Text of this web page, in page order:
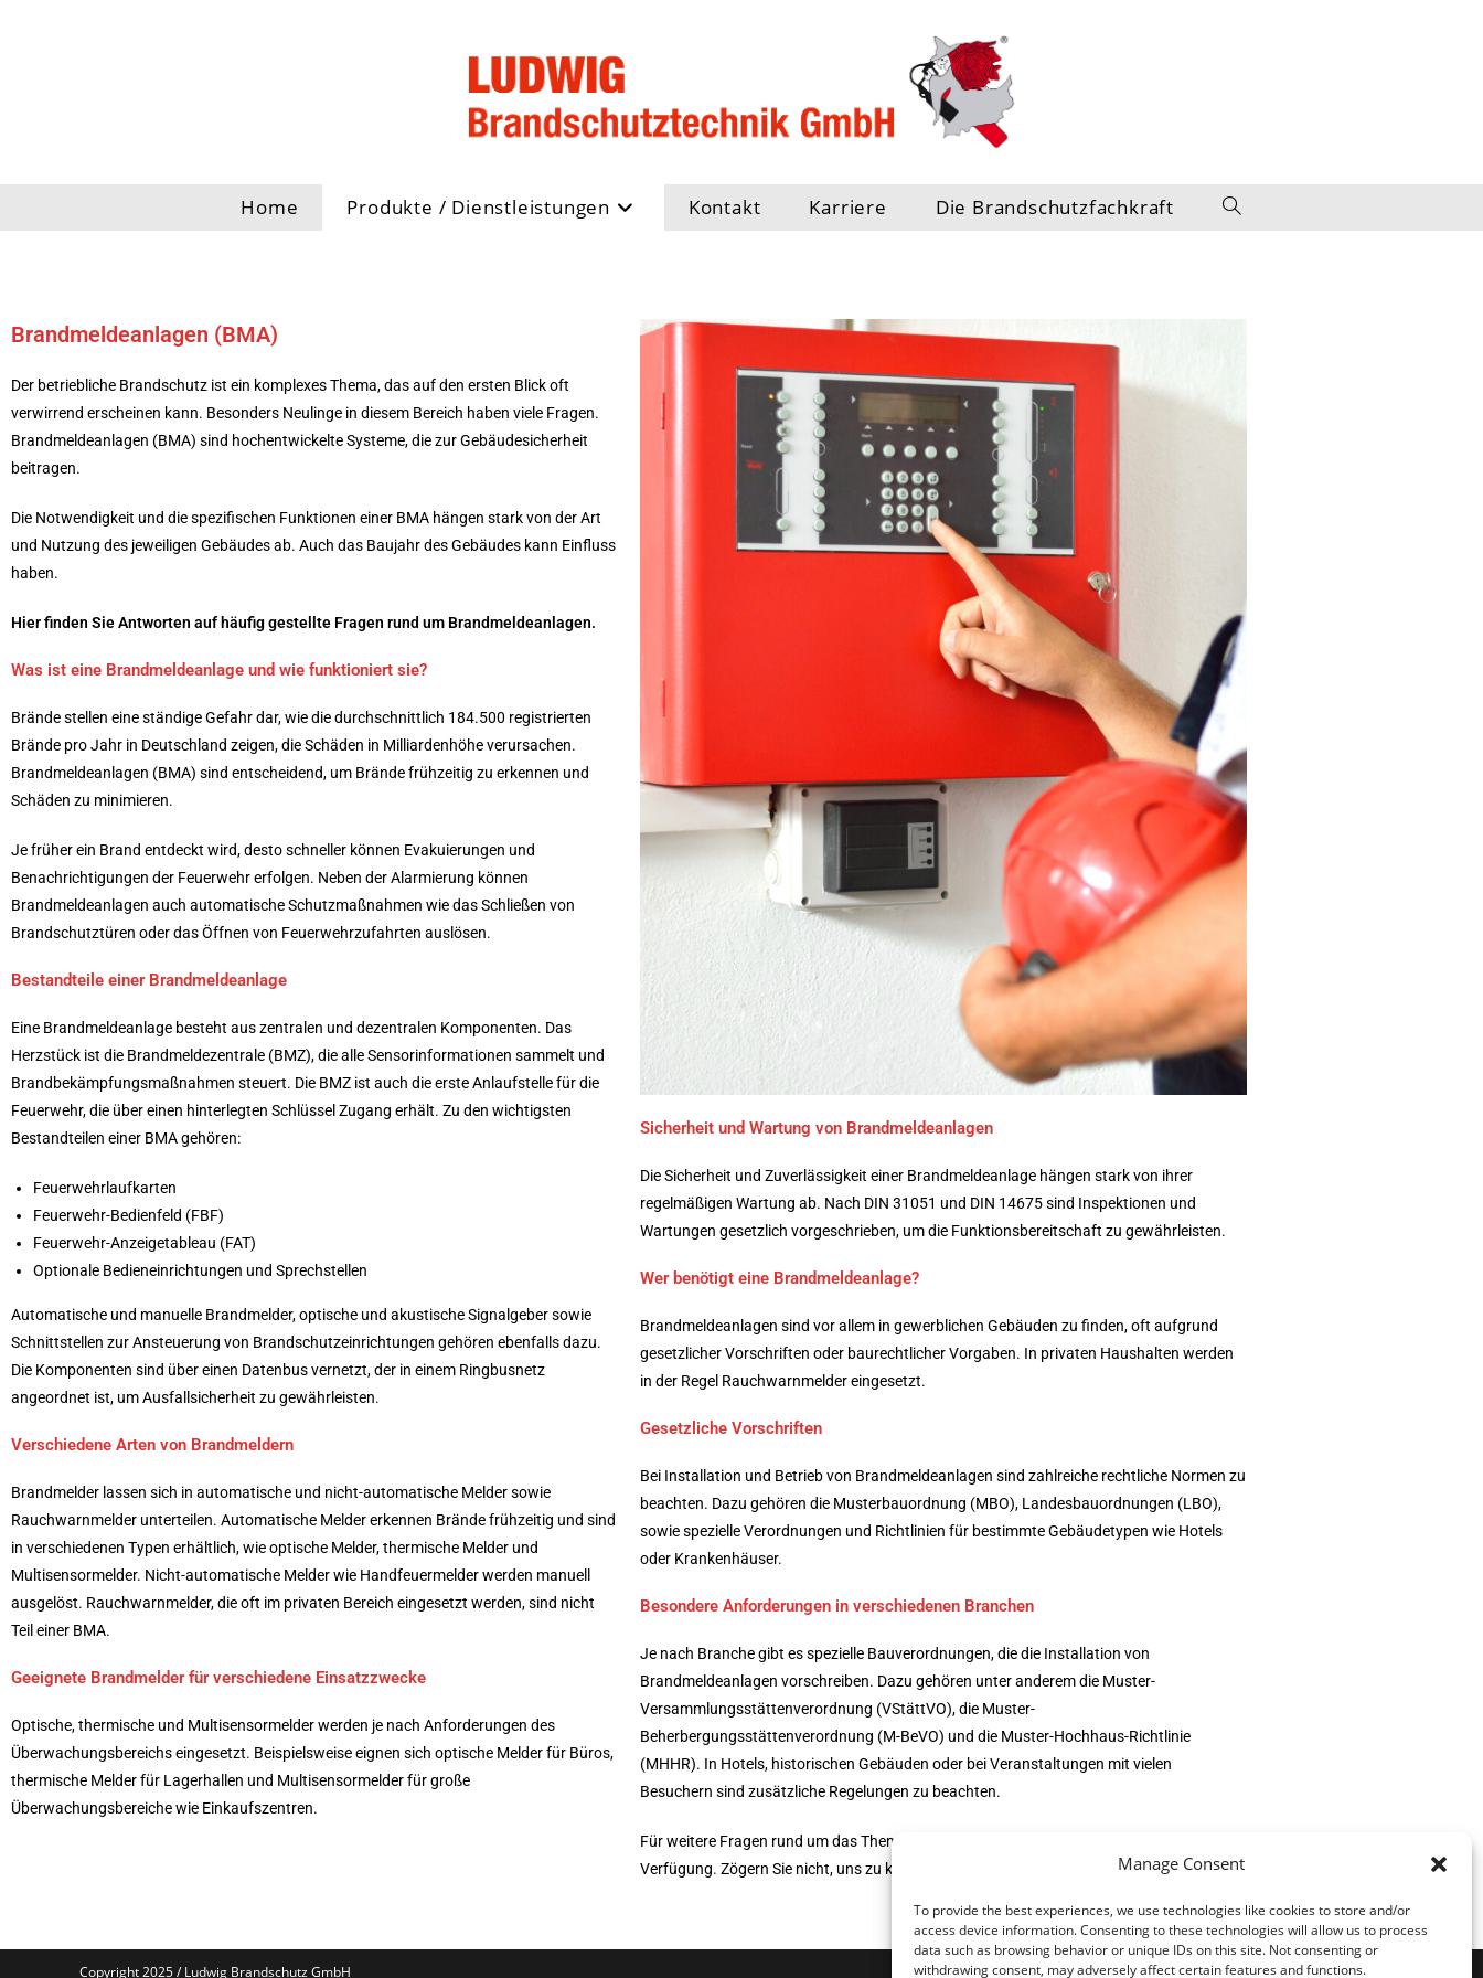
Manage Consent
To provide the best experiences, we use technologies like cookies to store and/or
access device information. Consenting to these technologies will allow us to process
data such as browsing behavior or unique IDs on this site. Not consenting or
withdrawing consent, may adversely affect certain features and functions.
Home Produkte / Dienstleistungen Kontakt Karriere Die Brandschutzfachkraft
Brandmeldeanlagen (BMA)
Der betriebliche Brandschutz ist ein komplexes Thema, das auf den ersten Blick oft
verwirrend erscheinen kann. Besonders Neulinge in diesem Bereich haben viele Fragen.
Brandmeldeanlagen (BMA) sind hochentwickelte Systeme, die zur Gebäudesicherheit
beitragen.
Die Notwendigkeit und die spezifischen Funktionen einer BMA hängen stark von der Art
und Nutzung des jeweiligen Gebäudes ab. Auch das Baujahr des Gebäudes kann Einfluss
haben.
Hier finden Sie Antworten auf häufig gestellte Fragen rund um Brandmeldeanlagen.
Was ist eine Brandmeldeanlage und wie funktioniert sie?
Brände stellen eine ständige Gefahr dar, wie die durchschnittlich 184.500 registrierten
Brände pro Jahr in Deutschland zeigen, die Schäden in Milliardenhöhe verursachen.
Brandmeldeanlagen (BMA) sind entscheidend, um Brände frühzeitig zu erkennen und
Schäden zu minimieren.
Je früher ein Brand entdeckt wird, desto schneller können Evakuierungen und
Benachrichtigungen der Feuerwehr erfolgen. Neben der Alarmierung können
Brandmeldeanlagen auch automatische Schutzmaßnahmen wie das Schließen von
Brandschutztüren oder das Öffnen von Feuerwehrzufahrten auslösen.
Bestandteile einer Brandmeldeanlage
Eine Brandmeldeanlage besteht aus zentralen und dezentralen Komponenten. Das
Herzstück ist die Brandmeldezentrale (BMZ), die alle Sensorinformationen sammelt und
Brandbekämpfungsmaßnahmen steuert. Die BMZ ist auch die erste Anlaufstelle für die
Feuerwehr, die über einen hinterlegten Schlüssel Zugang erhält. Zu den wichtigsten
Bestandteilen einer BMA gehören:
Feuerwehrlaufkarten
Feuerwehr-Bedienfeld (FBF)
Feuerwehr-Anzeigetableau (FAT)
Optionale Bedieneinrichtungen und Sprechstellen
Automatische und manuelle Brandmelder, optische und akustische Signalgeber sowie
Schnittstellen zur Ansteuerung von Brandschutzeinrichtungen gehören ebenfalls dazu.
Die Komponenten sind über einen Datenbus vernetzt, der in einem Ringbusnetz
angeordnet ist, um Ausfallsicherheit zu gewährleisten.
Verschiedene Arten von Brandmeldern
Brandmelder lassen sich in automatische und nicht-automatische Melder sowie
Rauchwarnmelder unterteilen. Automatische Melder erkennen Brände frühzeitig und sind
in verschiedenen Typen erhältlich, wie optische Melder, thermische Melder und
Multisensormelder. Nicht-automatische Melder wie Handfeuermelder werden manuell
ausgelöst. Rauchwarnmelder, die oft im privaten Bereich eingesetzt werden, sind nicht
Teil einer BMA.
Geeignete Brandmelder für verschiedene Einsatzzwecke
Optische, thermische und Multisensormelder werden je nach Anforderungen des
Überwachungsbereichs eingesetzt. Beispielsweise eignen sich optische Melder für Büros,
thermische Melder für Lagerhallen und Multisensormelder für große
Überwachungsbereiche wie Einkaufszentren.
Sicherheit und Wartung von Brandmeldeanlagen
Die Sicherheit und Zuverlässigkeit einer Brandmeldeanlage hängen stark von ihrer
regelmäßigen Wartung ab. Nach DIN 31051 und DIN 14675 sind Inspektionen und
Wartungen gesetzlich vorgeschrieben, um die Funktionsbereitschaft zu gewährleisten.
Wer benötigt eine Brandmeldeanlage?
Brandmeldeanlagen sind vor allem in gewerblichen Gebäuden zu finden, oft aufgrund
gesetzlicher Vorschriften oder baurechtlicher Vorgaben. In privaten Haushalten werden
in der Regel Rauchwarnmelder eingesetzt.
Gesetzliche Vorschriften
Bei Installation und Betrieb von Brandmeldeanlagen sind zahlreiche rechtliche Normen zu
beachten. Dazu gehören die Musterbauordnung (MBO), Landesbauordnungen (LBO),
sowie spezielle Verordnungen und Richtlinien für bestimmte Gebäudetypen wie Hotels
oder Krankenhäuser.
Besondere Anforderungen in verschiedenen Branchen
Je nach Branche gibt es spezielle Bauverordnungen, die die Installation von
Brandmeldeanlagen vorschreiben. Dazu gehören unter anderem die Muster-
Versammlungsstättenverordnung (VStättVO), die Muster-
Beherbergungsstättenverordnung (M-BeVO) und die Muster-Hochhaus-Richtlinie
(MHHR). In Hotels, historischen Gebäuden oder bei Veranstaltungen mit vielen
Besuchern sind zusätzliche Regelungen zu beachten.
Für weitere Fragen rund um das Thema Brandmeldeanlagen stehen wir Ihnen gerne zur
Verfügung. Zögern Sie nicht, uns zu kontaktieren!
Datenschutz AGB Impressum Cookie-Richtlinie (EU)
Copyright 2025 / Ludwig Brandschutz GmbH